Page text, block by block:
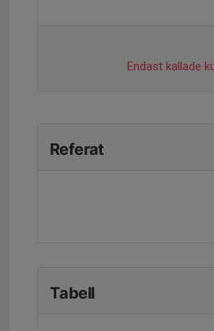
Endast kallade
Referat
Tabell